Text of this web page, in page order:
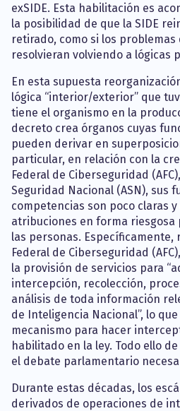
exSIDE. Esta habilitación es
la posibilidad de que la SIDE
retirado, como si los
resolvieran volviendo a lógicas
En esta supuesta
lógica “interior/exterior” que
tiene el organismo en la
decreto crea órganos cuyas
pueden derivar en
particular, en relación con la
Federal de Ciberseguridad
Seguridad Nacional (ASN), sus
competencias son poco claras
atribuciones en forma riesgosa
las personas. Específicamente,
Federal de Ciberseguridad
la provisión de servicios para
intercepción, recolección,
análisis de toda información
de Inteligencia Nacional”, lo
mecanismo para hacer
habilitado en la ley. Todo ello
el debate parlamentario
Durante estas décadas, los
derivados de operaciones de